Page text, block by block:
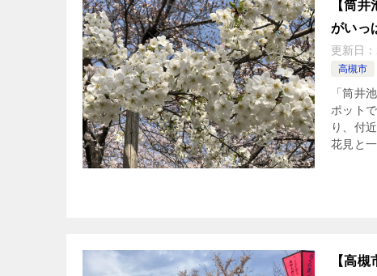
【筒
がいっ
更新日：
高槻市
「筒井
ポット
り、付
花見と
【高